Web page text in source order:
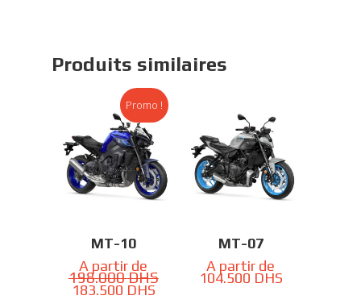
Produits similaires
Promo !
MT-10
A partir de
198.000DHSLe
183.500 DHSLe
MT-07
A partir de
104.500 DHS